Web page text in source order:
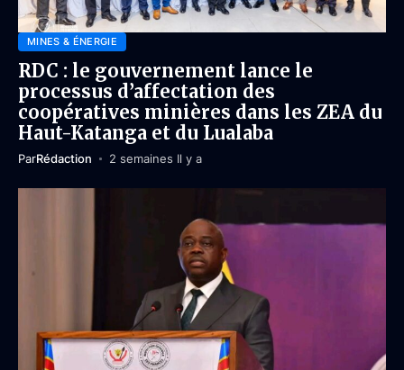
MINES & ÉNERGIE
RDC : le gouvernement lance le
processus d’affectation des
coopératives minières dans les ZEA du
Haut-Katanga et du Lualaba
ParRédaction 2 semaines Il y a